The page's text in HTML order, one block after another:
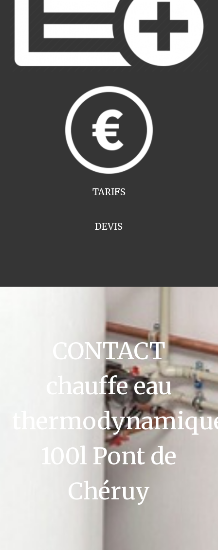
TARIFS
DEVIS
CONTACT
chauffe eau
100l Pont de
Chéruy